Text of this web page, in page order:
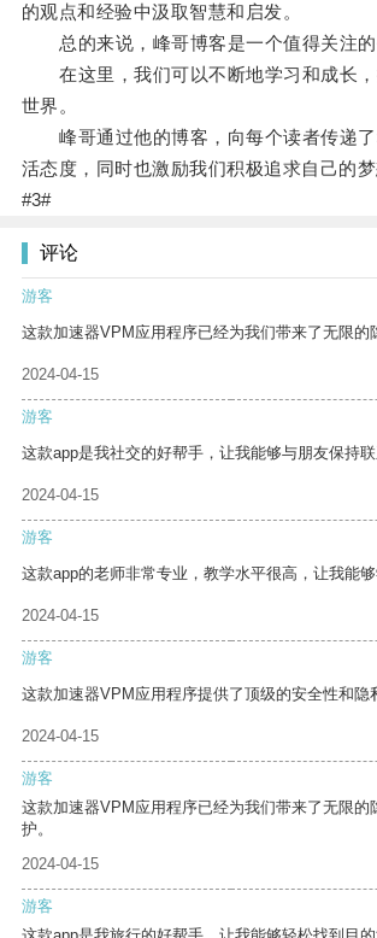
的观点和经验中汲取智慧和启发。
总的来说，峰哥博客是一个值得关注的
在这里，我们可以不断地学习和成长，
世界。
峰哥通过他的博客，向每个读者传递了
活态度，同时也激励我们积极追求自己的梦
#3#
评论
游客
这款加速器VPM应用程序已经为我们带来了无限的
2024-04-15
游客
这款app是我社交的好帮手，让我能够与朋友保持联
2024-04-15
游客
这款app的老师非常专业，教学水平很高，让我能够
2024-04-15
游客
这款加速器VPM应用程序提供了顶级的安全性和隐
2024-04-15
游客
这款加速器VPM应用程序已经为我们带来了无限的
护。
2024-04-15
游客